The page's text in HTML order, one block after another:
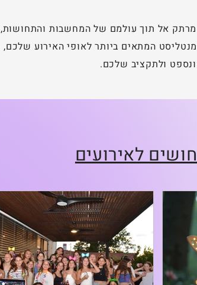
מרתק אל תוך עולמם של המחשבות והתחושות,
המתאים ביותר לאופי האירוע שלכם,
ולתקציב שלכם.
לאירועים